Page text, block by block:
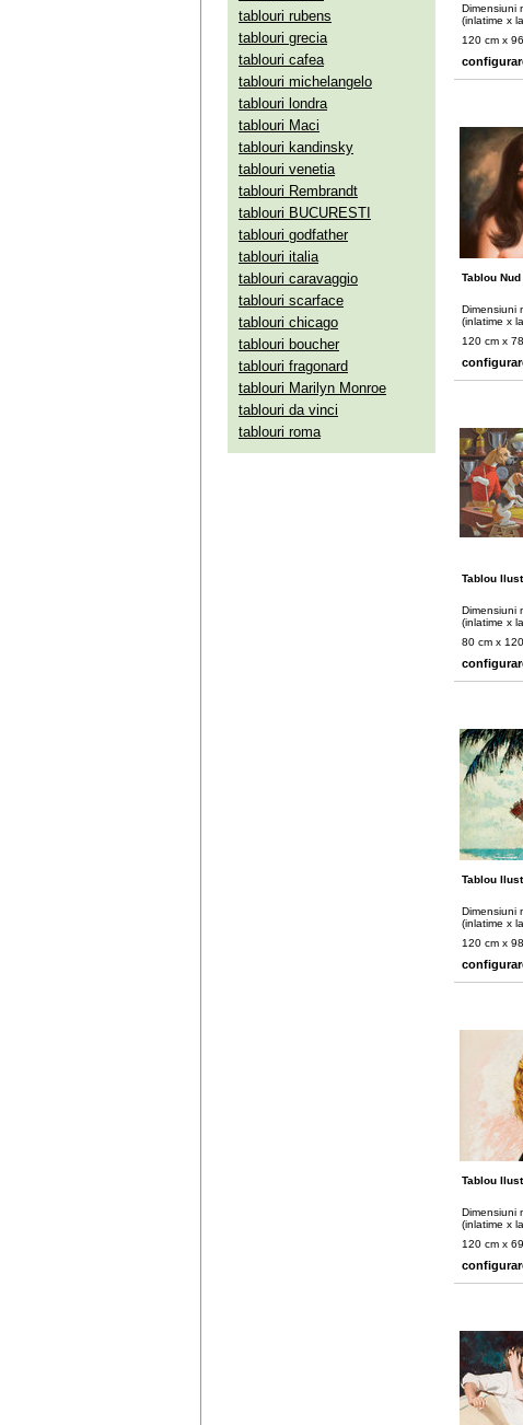
tablouri rubens
tablouri grecia
tablouri cafea
tablouri michelangelo
tablouri londra
tablouri Maci
tablouri kandinsky
tablouri venetia
tablouri Rembrandt
tablouri BUCURESTI
tablouri godfather
tablouri italia
tablouri caravaggio
tablouri scarface
tablouri chicago
tablouri boucher
tablouri fragonard
tablouri Marilyn Monroe
tablouri da vinci
tablouri roma
Dimensiuni
(inlatime x
120 cm x
Tablou
Dimensiuni
(inlatime x
120 cm x
Tablou
Dimensiuni
(inlatime x
80 cm x
Tablou
Dimensiuni
(inlatime x
120 cm x
Tablou
Dimensiuni
(inlatime x
120 cm x